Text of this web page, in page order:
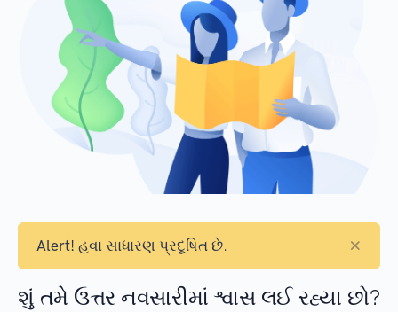
Alert! હવા સાધારણ પ્રદૂષિત છે. ×
શું તમે ઉત્તર નવસારીમાં શ્વાસ લઈ રહ્યા છો?